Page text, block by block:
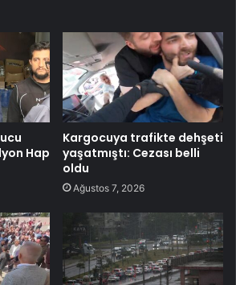
Hap
Kargocuya trafikte dehşeti
yaşatmıştı: Cezası belli
oldu
Ağustos 7, 2026